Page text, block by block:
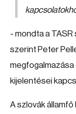
- mondta a
szerint Peter
megfogalmazása
kijelentései
A szlovák